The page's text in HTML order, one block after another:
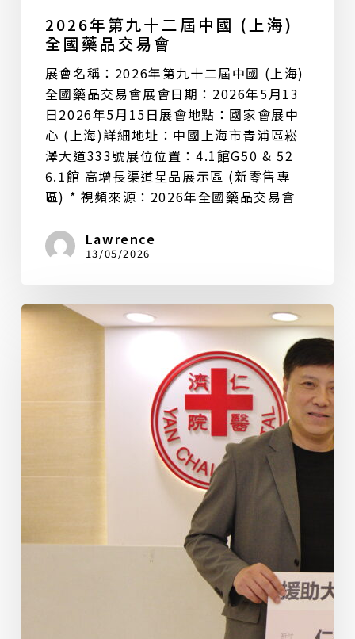
2026年第九十二屆中國 (上海)
全國藥品交易會
展會名稱：2026年第九十二屆中國 (上海)
全國藥品交易會展會日期：2026年5月13
日2026年5月15日展會地點：國家會展中
心 (上海)詳細地址：中國上海市青浦區崧
澤大道333號展位位置：4.1館G50 & 52
6.1館 高增長渠道星品展示區 (新零售專
區) * 視頻來源：2026年全國藥品交易會
Lawrence
13/05/2026
黃
公
贈